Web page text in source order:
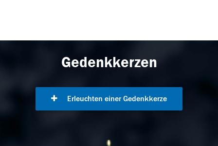
Gedenkkerzen
Erleuchten einer Gedenkkerze